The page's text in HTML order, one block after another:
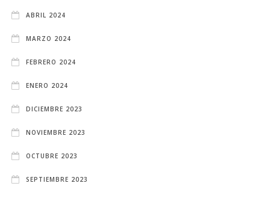
ABRIL 2024
MARZO 2024
FEBRERO 2024
ENERO 2024
DICIEMBRE 2023
NOVIEMBRE 2023
OCTUBRE 2023
SEPTIEMBRE 2023